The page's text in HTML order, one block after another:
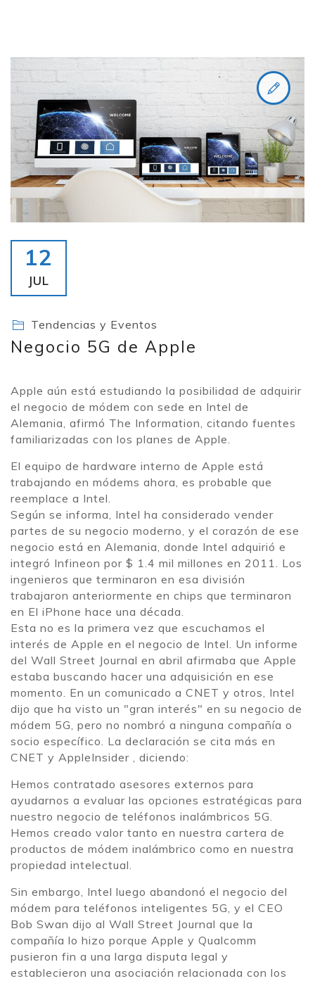
12
JUL
Tendencias y Eventos
Negocio 5G de Apple
Apple aún está estudiando la posibilidad de adquirir
el negocio de módem con sede en Intel de
Alemania, afirmó The Information, citando fuentes
familiarizadas con los planes de Apple.
El equipo de hardware interno de Apple está
trabajando en módems ahora, es probable que
reemplace a Intel.
Según se informa, Intel ha considerado vender
partes de su negocio moderno, y el corazón de ese
negocio está en Alemania, donde Intel adquirió e
integró Infineon por $ 1.4 mil millones en 2011. Los
ingenieros que terminaron en esa división
trabajaron anteriormente en chips que terminaron
en El iPhone hace una década.
Esta no es la primera vez que escuchamos el
interés de Apple en el negocio de Intel. Un informe
del Wall Street Journal en abril afirmaba que Apple
estaba buscando hacer una adquisición en ese
momento. En un comunicado a CNET y otros, Intel
dijo que ha visto un "gran interés" en su negocio de
módem 5G, pero no nombró a ninguna compañía o
socio específico. La declaración se cita más en
CNET y AppleInsider , diciendo:
Hemos contratado asesores externos para
ayudarnos a evaluar las opciones estratégicas para
nuestro negocio de teléfonos inalámbricos 5G.
Hemos creado valor tanto en nuestra cartera de
productos de módem inalámbrico como en nuestra
propiedad intelectual.
Sin embargo, Intel luego abandonó el negocio del
módem para teléfonos inteligentes 5G, y el CEO
Bob Swan dijo al Wall Street Journal que la
compañía lo hizo porque Apple y Qualcomm
pusieron fin a una larga disputa legal y
establecieron una asociación relacionada con los